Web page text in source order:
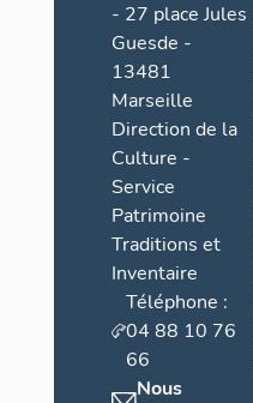
- 27 place Jules
Guesde -
13481
Marseille
Direction de la
Culture -
Service
Patrimoine
Traditions et
Inventaire
Téléphone :
04 88 10 76
66
Nous